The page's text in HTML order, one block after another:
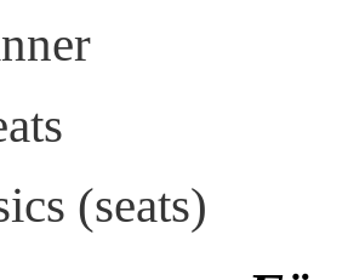
(seats)